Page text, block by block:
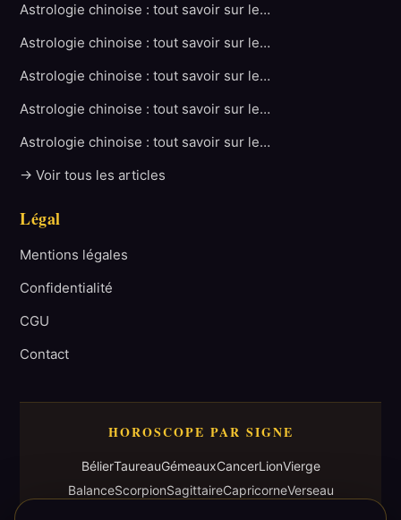
Astrologie chinoise : tout savoir sur le…
Astrologie chinoise : tout savoir sur le…
Astrologie chinoise : tout savoir sur le…
Astrologie chinoise : tout savoir sur le…
Astrologie chinoise : tout savoir sur le…
→ Voir tous les articles
Légal
Mentions légales
Confidentialité
CGU
Contact
HOROSCOPE PAR SIGNE
BélierTaureauGémeauxCancerLionVierge
BalanceScorpionSagittaireCapricorneVerseau